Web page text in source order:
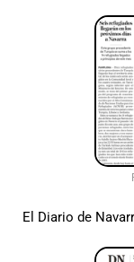
El Diario de